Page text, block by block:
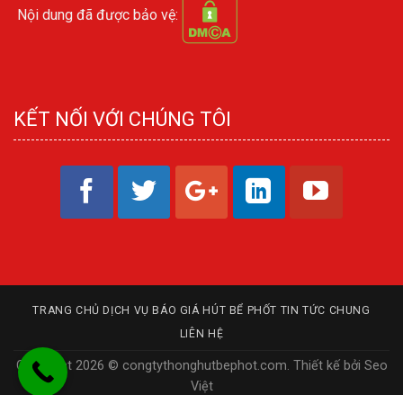
Nội dung đã được bảo vệ:
KẾT NỐI VỚI CHÚNG TÔI
TRANG CHỦ DỊCH VỤ BÁO GIÁ HÚT BỂ PHỐT TIN TỨC CHUNG
LIÊN HỆ
Copyright 2026 © congtythonghutbephot.com. Thiết kếbởi Seo
Việt